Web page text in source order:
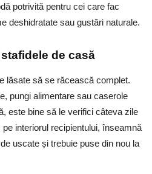
potrivită pentru cei care fac
deshidratate sau gustări naturale.
de casă
lăsate să se răcească complet.
pungi alimentare sau caserole
este bine să le verifici câteva zile
interiorul recipientului, înseamnă
uscate și trebuie puse din nou la